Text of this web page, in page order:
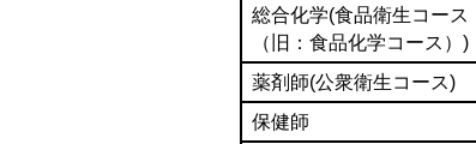
総合化学(食品衛生コース
（旧：食品化学コース）)
薬剤師(公衆衛生コース)
保健師